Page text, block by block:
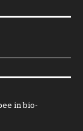
in bio-